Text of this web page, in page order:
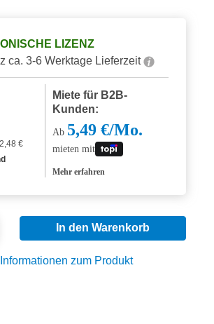
LIZENZ
ca. 3-6 Werktage Lieferzeit
€
Miete für B2B-
Kunden:
Ab 5,49 €/Mo.
mieten mit
Mehr erfahren
Gib den gewünschten
In den Warenkorb
zum Produkt